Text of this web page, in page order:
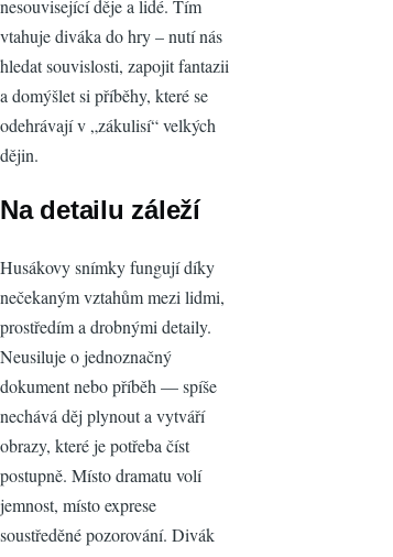
nesouvisející děje a lidé. Tím
vtahuje diváka do hry – nutí nás
hledat souvislosti, zapojit fantazii
a domýšlet si příběhy, které se
odehrávají v „zákulisí“ velkých
dějin.
Na detailu záleží
Husákovy snímky fungují díky
nečekaným vztahům mezi lidmi,
prostředím a drobnými detaily.
Neusiluje o jednoznačný
dokument nebo příběh — spíše
nechává děj plynout a vytváří
obrazy, které je potřeba číst
postupně. Místo dramatu volí
jemnost, místo exprese
soustředěné pozorování. Divák